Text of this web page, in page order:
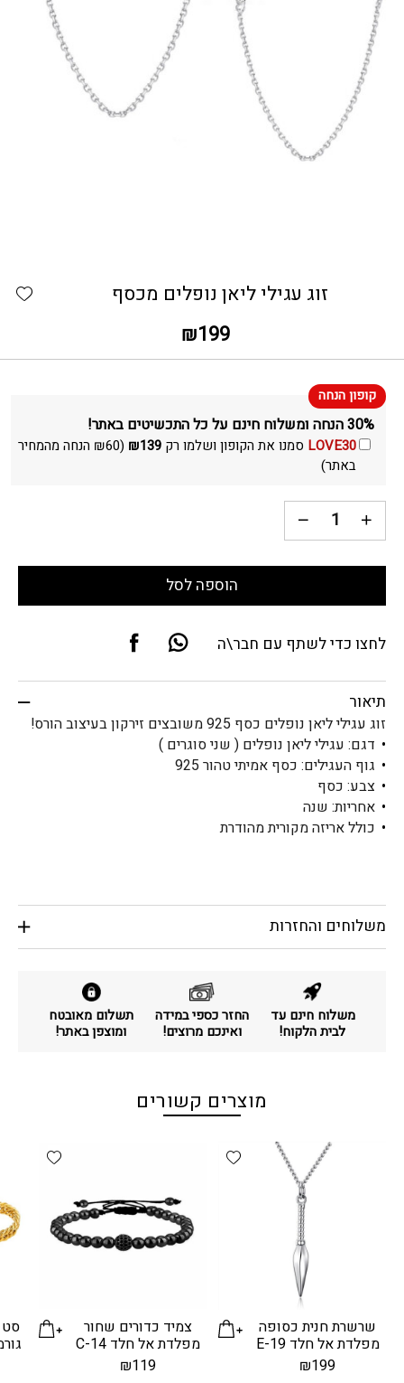
זוג עגילי ליאן נופלים מכסף
₪199
30% הנחה ומשלוח חינם על כל התכשיטים באתר!
LOVE30 סמנו את הקופון ושלמו רק ₪139
(
₪60
הנחה מהמחיר
באתר)
הוספה לסל
לחצו כדי לשתף עם חבר\ה
תיאור
זוג עגילי ליאן נופלים כסף 925 משובצים זירקון בעיצוב הורס!
דגם: עגילי ליאן נופלים ( שני סוגרים )
גוף העגילים: כסף אמיתי טהור 925
צבע: כסף
אחריות: שנה
כולל אריזה מקורית מהודרת
משלוחים והחזרות
משלוח חינם עד
לבית הלקוח!
החזר כספי במידה
ואינכם מרוצים!
תשלום מאובטח
ומוצפן באתר!
מוצרים קשורים
Add wishlist
שרשרת חנית כסופה
מפלדת אל חלד E-19
₪199
wishlist
צמיד כדורים שחור
מפלדת אל חלד C-14
₪119
סט